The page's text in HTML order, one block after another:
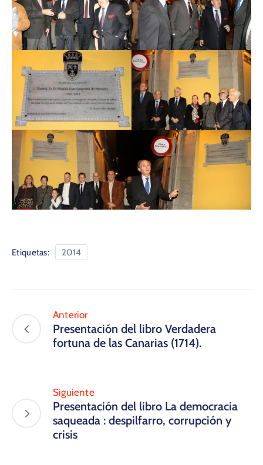
Etiquetas: 2014
Anterior
Presentación del libro Verdadera
fortuna de las Canarias (1714).
Siguiente
Presentación del libro La democracia
saqueada : despilfarro, corrupción y
crisis